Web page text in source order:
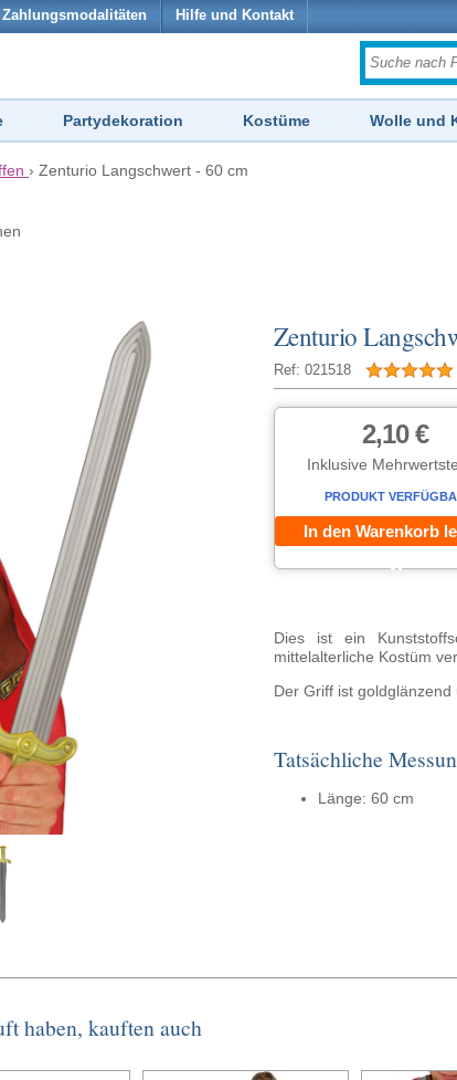
Zahlungsmodalitäten Hilfe und Kontakt
Partydekoration Kostüme Wolle und
› Zenturio Langschwert - 60 cm
Zenturio
Ref: 021518
2,10 €
Inklusive
PRODUKT
In den Warenkorb
Dies ist ein
mittelalterliche Kostüm
Der Griff ist goldglänzend
Tatsächliche
Länge: 60 cm
haben, kauften auch